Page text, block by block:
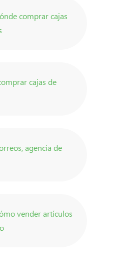
comprar cajas
cajas de
agencia de
vender artículos